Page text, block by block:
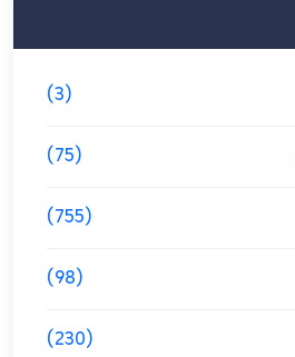
(3)
(75)
(755)
(98)
(230)